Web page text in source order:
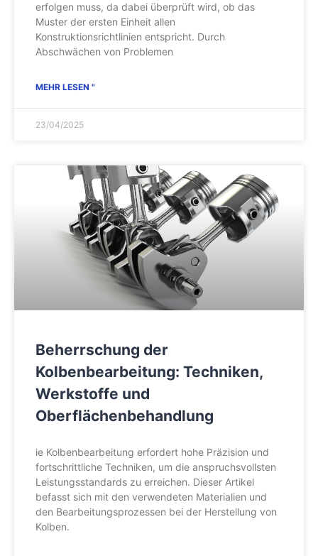
erfolgen muss, da dabei überprüft wird, ob das
Muster der ersten Einheit allen
Konstruktionsrichtlinien entspricht. Durch
Abschwächen von Problemen
MEHR LESEN "
23/04/2025
Beherrschung der
Kolbenbearbeitung: Techniken,
Werkstoffe und
Oberflächenbehandlung
ie Kolbenbearbeitung erfordert hohe Präzision und
fortschrittliche Techniken, um die anspruchsvollsten
Leistungsstandards zu erreichen. Dieser Artikel
befasst sich mit den verwendeten Materialien und
den Bearbeitungsprozessen bei der Herstellung von
Kolben.